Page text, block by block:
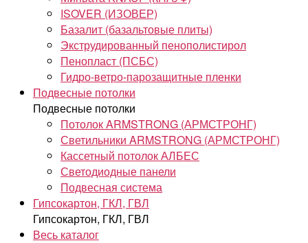
ISOVER (ИЗОВЕР)
Базалит (базальтовые плиты)
Экструдированный пенополистирол
Пенопласт (ПСБС)
Гидро-ветро-парозащитные пленки
Подвесные потолки
Подвесные потолки
Потолок ARMSTRONG (АРМСТРОНГ)
Светильники ARMSTRONG (АРМСТРОНГ)
Кассетный потолок АЛБЕС
Светодиодные панели
Подвесная система
Гипсокартон, ГКЛ, ГВЛ
Гипсокартон, ГКЛ, ГВЛ
Весь каталог